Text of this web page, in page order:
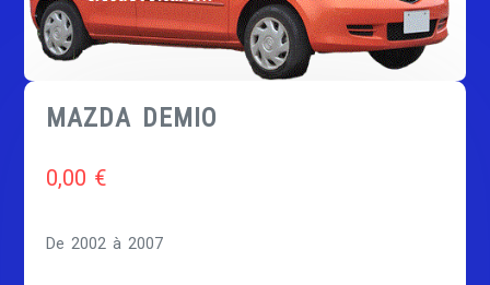
MAZDA DEMIO
0,00 €
De 2002 à 2007